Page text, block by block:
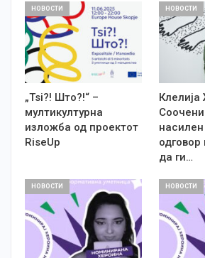
НОВОСТИ
„Tsi?! Што?!“ –
мултикултурна
изложба од проектот
RiseUp
НОВОСТИ
одговор
да ги…
НОВОСТИ НОВОСТИ